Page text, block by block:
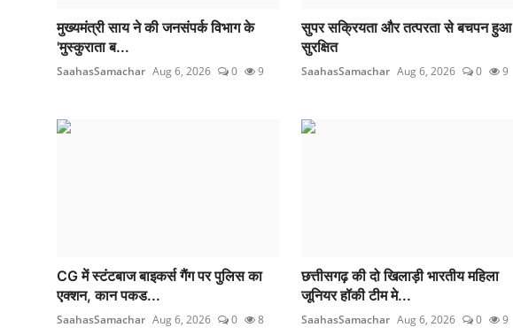
मुख्यमंत्री साय ने की जनसंपर्क विभाग के
'मुस्कुराता ब...
SaahasSamachar Aug 6, 2026 0 9
सुपर सक्रियता और तत्परता से बचपन हुआ
सुरक्षित
SaahasSamachar Aug 6, 2026 0 9
CG में स्टंटबाज बाइकर्स गैंग पर पुलिस का
एक्शन, कान पकड...
SaahasSamachar Aug 6, 2026 0 8
छत्तीसगढ़ की दो खिलाड़ी भारतीय महिला
जूनियर हॉकी टीम मे...
SaahasSamachar Aug 6, 2026 0 9